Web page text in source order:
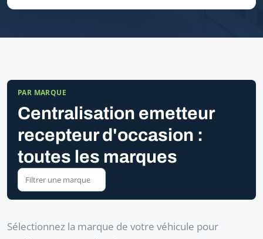
PAR MARQUE
Centralisation emetteur
recepteur d'occasion :
toutes les marques
Sélectionnez la marque de votre véhicule pour